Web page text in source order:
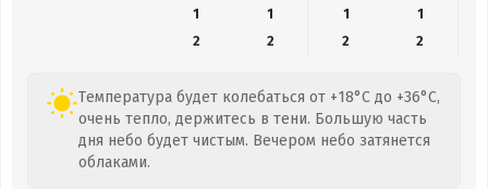
1
1 1
1
2
2 2 2
Температура будет колебаться от +18°C до +36°C,
очень тепло, держитесь в тени. Большую часть
дня небо будет чистым. Вечером небо затянется
облаками.